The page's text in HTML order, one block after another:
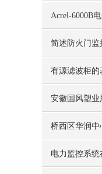
电系统中的应
Acrel-6000B
局特殊病员区
简述防火门监
有源滤波柜的
安徽国风塑
系统的设计与
桥西区华润中
目电气火灾
电力监控系